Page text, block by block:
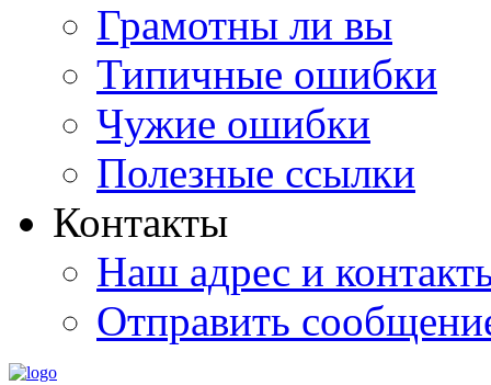
Грамотны ли вы
Типичные ошибки
Чужие ошибки
Полезные ссылки
Контакты
Наш адрес и
Отправить